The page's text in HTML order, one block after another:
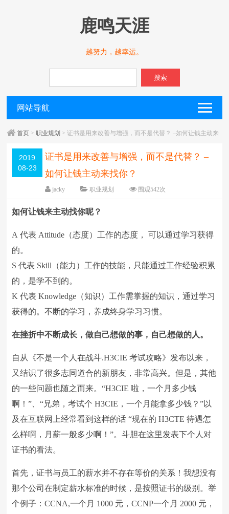
鹿鸣天涯
越努力，越幸运。
搜索
网站导航
首页 >职业规划 > 证书是用来改善与增强，而不是代替？ –如何让钱主动来
2019
08-23
证书是用来改善与增强，而不是代替？ –
如何让钱主动来找你？
jacky 职业规划 围观542次
字体：大 中 小
如何让钱来主动找你呢？
A代表 Attitude （态度）工作的态度， 可以通过学习获得
的。
S代表 Skill （能力）工作的技能，只能通过工作经验积累
的，是学不到的。
K代表 Knowledge （知识）工作需掌握的知识，通过学习
获得的。不断的学习，养成终身学习习惯。
在挫折中不断成长，做自己想做的事，自己想做的人。
自从《不是一个人在战斗.H3CIE考试攻略》发布以来，
又结识了很多志同道合的新朋友，非常高兴。但是，其他
的一些问题也随之而来。“H3CIE 啦，一个月多少钱
啊！”、“兄弟，考试个 H3CIE ，一个月能拿多少钱？”以
及在互联网上经常看到这样的话 “现在的 H3CTE待遇怎
么样啊，月薪一般多少啊！”。斗胆在这里发表下个人对
证书的看法。
首先，证书与员工的薪水并不存在等价的关系！我想没有
那个公司在制定薪水标准的时候，是按照证书的级别。举
个例子：CCNA,一个月 1000 元，CCNP一个月 2000 元，